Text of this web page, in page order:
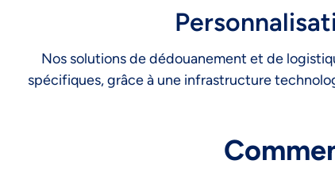
Nos solutions de dédouanement et de
spécifiques, grâce à une infrastructure